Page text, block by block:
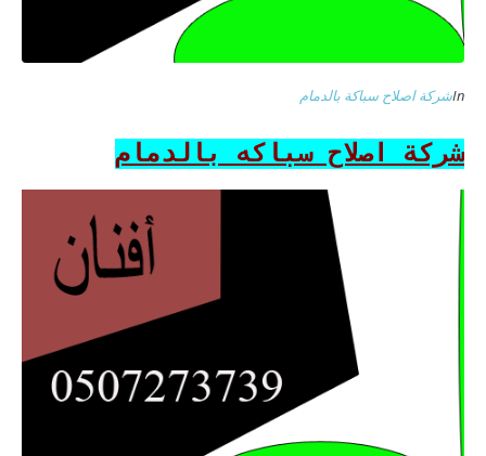
Inشركة اصلاح سباكة بالدمام
شركة اصلاح سباكه بالدمام